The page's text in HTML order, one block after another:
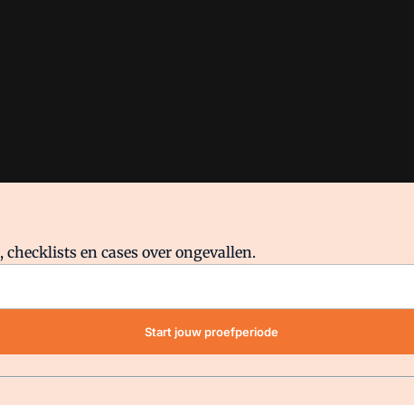
waar VMN media voor staat. Op gebruik van deze site zijn de
en cases over ongevallen.
Start jouw proefperiode